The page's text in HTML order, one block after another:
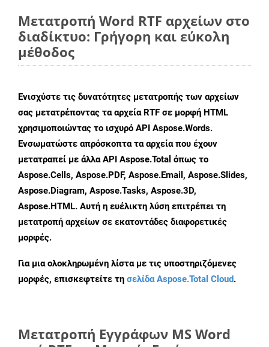
Μετατροπή Word RTF αρχείων στο
διαδίκτυο: Γρήγορη και εύκολη
μέθοδος
Ενισχύστε τις δυνατότητες μετατροπής των αρχείων
σας μετατρέποντας τα αρχεία RTF σε μορφή HTML
χρησιμοποιώντας το ισχυρό API Aspose.Words.
Ενσωματώστε απρόσκοπτα τα αρχεία που έχουν
μετατραπεί με άλλα API Aspose.Total όπως το
Aspose.Cells, Aspose.PDF, Aspose.Email, Aspose.Slides,
Aspose.Diagram, Aspose.Tasks, Aspose.3D,
Aspose.HTML. Αυτή η ευέλικτη λύση επιτρέπει τη
μετατροπή αρχείων σε εκατοντάδες διαφορετικές
μορφές.
Για μια ολοκληρωμένη λίστα με τις υποστηριζόμενες
μορφές, επισκεφτείτε τη σελίδα Aspose.Total Cloud.
Μετατροπή Εγγράφων MS Word